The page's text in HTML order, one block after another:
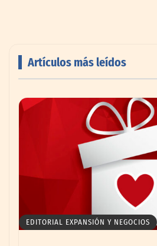
pisos deportivos para
Artículos más leídos
EDITORIAL EXPANSIÓN Y NEGOCIOS